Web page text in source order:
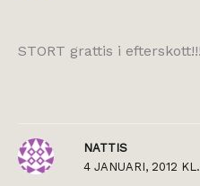
STORT grattis i
NATTIS
4 JANUARI, 2012